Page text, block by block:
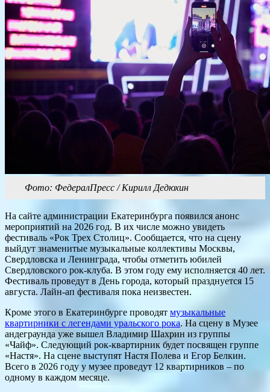
Фото: ФедералПресс / Кирилл Дедюхин
На сайте администрации Екатеринбурга появился анонс
мероприятий на 2026 год. В их числе можно увидеть
фестиваль «Рок Трех Столиц». Сообщается, что на сцену
выйдут знаменитые музыкальные коллективы Москвы,
Свердловска и Ленинграда, чтобы отметить юбилей
Свердловского рок-клуба. В этом году ему исполняется 40 лет.
Фестиваль проведут в День города, который празднуется 15
августа. Лайн-ап фестиваля пока неизвестен.
Кроме этого в Екатеринбурге проводят музыкальные
квартирники с легендами уральского рока. На сцену в Музее
андеграунда уже вышел Владимир Шахрин из группы
«Чайф». Следующий рок-квартирник будет посвящен группе
«Настя». На сцене выступят Настя Полева и Егор Белкин.
Всего в 2026 году у музее проведут 12 квартирников – по
одному в каждом месяце.